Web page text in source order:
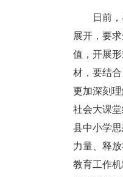
日前
展开，要
值，开展
材，要结
更加深刻
社会大课
县中小学
力量、释
教育工作